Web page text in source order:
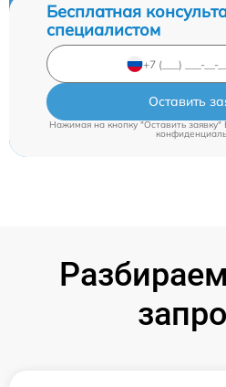
Бесплатная
специалистом
Оставить
Нажимая на кнопку "Оставить заявку"